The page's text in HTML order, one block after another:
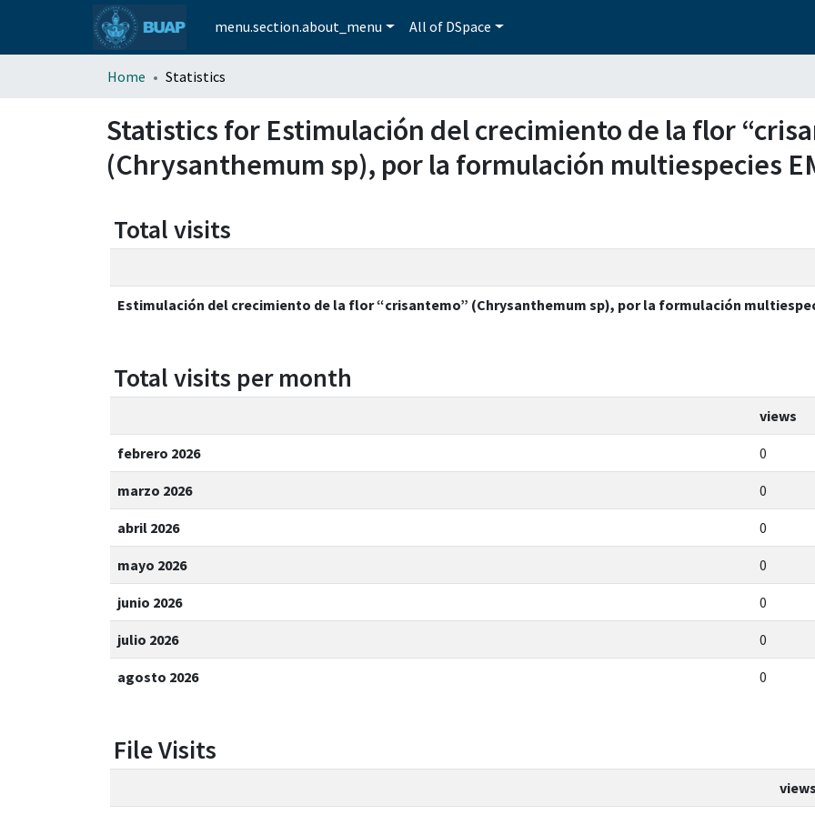
menu.section.about_menu All of DSpace
Home Statistics
Statistics for Estimulación del crecimiento de la flor
(Chrysanthemum sp), por la formulación multiespecies
Total visits
Estimulación del crecimiento de la flor “crisantemo” (Chrysanthemum sp), por la formulación
Total visits per month
views
febrero 2026 0
marzo 2026 0
abril 2026 0
mayo 2026 0
junio 2026 0
julio 2026 0
agosto 2026 0
File Visits